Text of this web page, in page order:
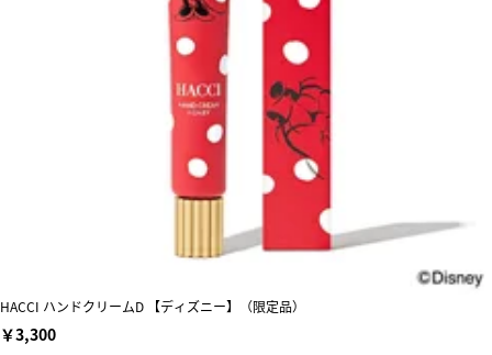
HACCI ハンドクリームD 【ディズニー】（限定品）
￥3,300